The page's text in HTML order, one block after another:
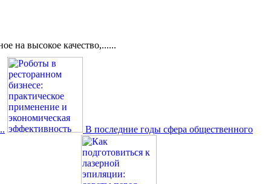
на высокое качество,......
В последние годы сфера общественного